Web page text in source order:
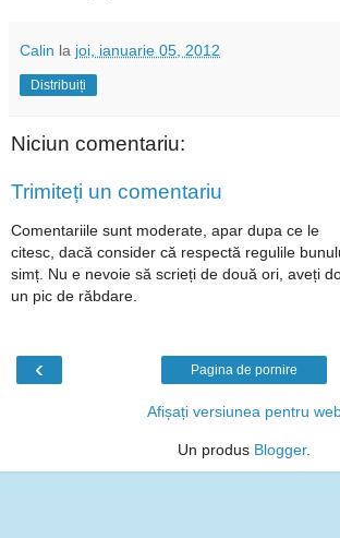
Calin la joi, ianuarie 05, 2012
Distribuiți
Niciun comentariu:
Trimiteți un comentariu
Comentariile sunt moderate, apar dupa ce le
citesc, dacă consider că respectă regulile
simț. Nu e nevoie să scrieți de două ori, aveți
un pic de răbdare.
‹ Pagina de pornire
Afișați versiunea pentru
Un produs Blogger.